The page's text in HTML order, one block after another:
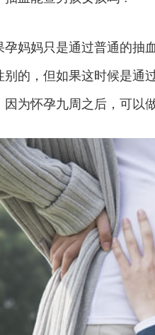
妈只是通过普通的抽血
别的，但如果这时候是通
为怀孕九周之后，可以